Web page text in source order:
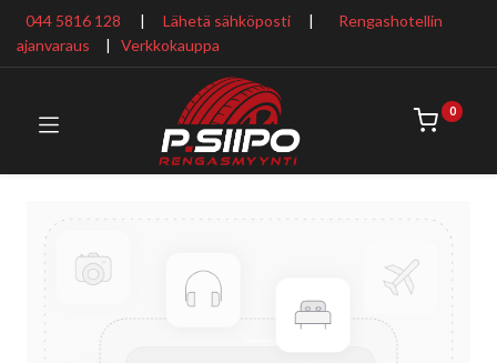
044 5816 128 | Lähetä sähköposti |
Rengashotellin
ajanvaraus
​ | Verkkokauppa
0